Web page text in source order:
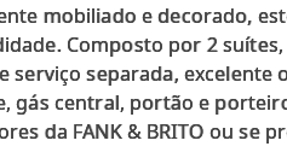
mobiliado e decorado,
Composto por 2
serviço separada, excelente
gás central, portão e